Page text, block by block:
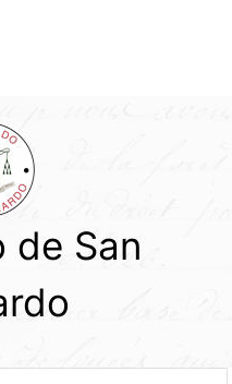
de San